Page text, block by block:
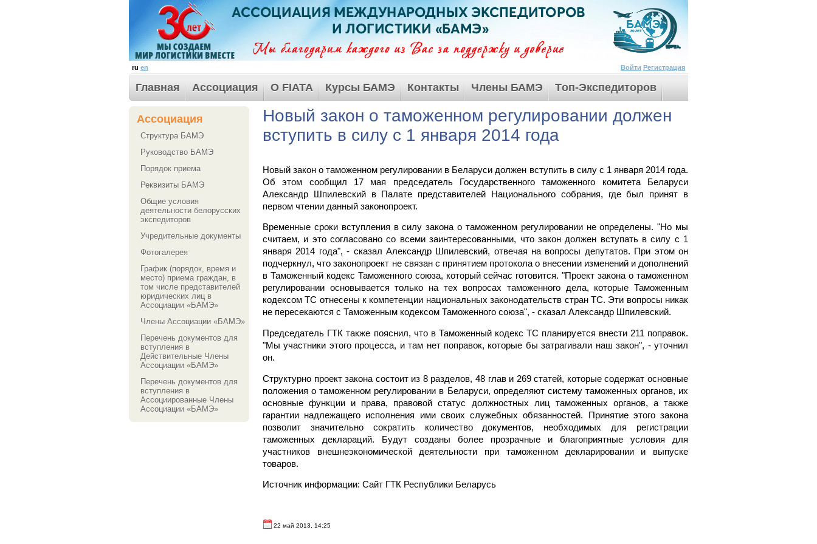
ru en Войти Регистрация
Главная Ассоциация О FIATA Курсы БАМЭ Контакты Члены БАМЭ Tоп-Экспедиторов
Ассоциация
Структура БАМЭ
Руководство БАМЭ
Порядок приема
Реквизиты БАМЭ
Общие условия
деятельности белорусских
экспедиторов
Учредительные документы
Фотогалерея
График (порядок, время и
место) приема граждан, в
том числе представителей
юридических лиц в
Ассоциации «БАМЭ»
Члены Ассоциации «БАМЭ»
Перечень документов для
вступления в
Действительные Члены
Ассоциации «БАМЭ»
Перечень документов для
вступления в
Ассоциированные Члены
Ассоциации «БАМЭ»
Новый закон о таможенном регулировании должен
вступить в силу с 1 января 2014 года
Новый закон о таможенном регулировании в Беларуси должен вступить в силу с 1 января 2014 года.
Об этом сообщил 17 мая председатель Государственного таможенного комитета Беларуси
Александр Шпилевский в Палате представителей Национального собрания, где был принят в
первом чтении данный законопроект.
Временные сроки вступления в силу закона о таможенном регулировании не определены. "Но мы
считаем, и это согласовано со всеми заинтересованными, что закон должен вступать в силу с 1
января 2014 года", - сказал Александр Шпилевский, отвечая на вопросы депутатов. При этом он
подчеркнул, что законопроект не связан с принятием протокола о внесении изменений и дополнений
в Таможенный кодекс Таможенного союза, который сейчас готовится. "Проект закона о таможенном
регулировании основывается только на тех вопросах таможенного дела, которые Таможенным
кодексом ТС отнесены к компетенции национальных законодательств стран ТС. Эти вопросы никак
не пересекаются с Таможенным кодексом Таможенного союза", - сказал Александр Шпилевский.
Председатель ГТК также пояснил, что в Таможенный кодекс ТС планируется внести 211 поправок.
"Мы участники этого процесса, и там нет поправок, которые бы затрагивали наш закон", - уточнил
он.
Структурно проект закона состоит из 8 разделов, 48 глав и 269 статей, которые содержат основные
положения о таможенном регулировании в Беларуси, определяют систему таможенных органов, их
основные функции и права, правовой статус должностных лиц таможенных органов, а также
гарантии надлежащего исполнения ими своих служебных обязанностей. Принятие этого закона
позволит значительно сократить количество документов, необходимых для регистрации
таможенных деклараций. Будут созданы более прозрачные и благоприятные условия для
участников внешнеэкономической деятельности при таможенном декларировании и выпуске
товаров.
Источник информации: Cайт ГТК Республики Беларусь
22 май 2013, 14:25